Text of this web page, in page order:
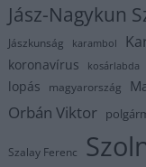
Jász-Nagykun
Jászkunság karambol
koronavírus kosárlabda
lopás magyarország
Orbán Viktor
Szalay Ferenc